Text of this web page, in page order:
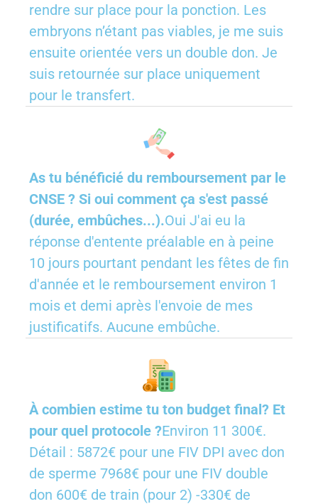
rendre sur place pour la ponction. Les
embryons n’étant pas viables, je me suis
ensuite orientée vers un double don. Je
suis retournée sur place uniquement
pour le transfert.
As tu bénéficié du remboursement par le
CNSE ? Si oui comment ça s'est passé
(durée, embûches...).Oui J'ai eu la
réponse d'entente préalable en à peine
10 jours pourtant pendant les fêtes de fin
d'année et le remboursement environ 1
mois et demi après l'envoie de mes
justificatifs. Aucune embûche.
À combien estime tu ton budget final? Et
pour quel protocole ?Environ 11 300€.
Détail : 5872€ pour une FIV DPI avec don
de sperme 7968€ pour une FIV double
don 600€ de train (pour 2) -330€ de